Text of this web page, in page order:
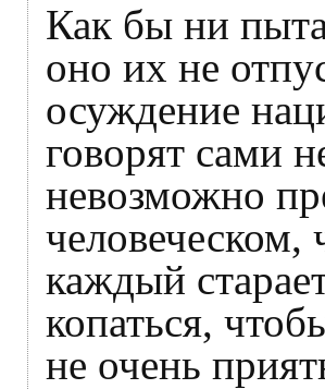
Как бы ни
оно их не
осуждение
говорят сами
невозможно
человеческом,
каждый
копаться,
не очень